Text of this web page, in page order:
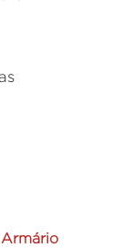
Armário